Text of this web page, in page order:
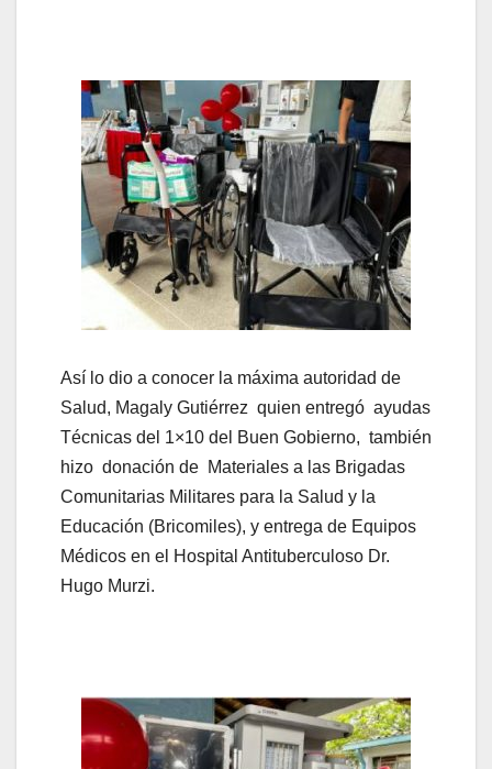
Así lo dio a conocer la máxima autoridad de
Salud, Magaly Gutiérrez quien entregó ayudas
Técnicas del 1×10 del Buen Gobierno, también
hizo donación de Materiales a las Brigadas
Comunitarias Militares para la Salud y la
Educación (Bricomiles), y entrega de Equipos
Médicos en el Hospital Antituberculoso Dr.
Hugo Murzi.